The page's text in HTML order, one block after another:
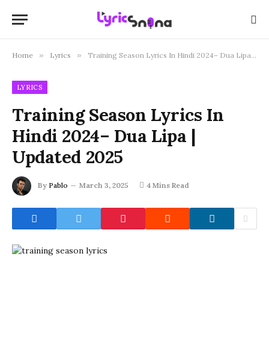
Home » Lyrics » Training Season Lyrics In Hindi 2024– Dua Lipa | Updated 2025
LYRICS
Training Season Lyrics In
Hindi 2024– Dua Lipa |
Updated 2025
By Pablo March 3, 2025 4 Mins Read